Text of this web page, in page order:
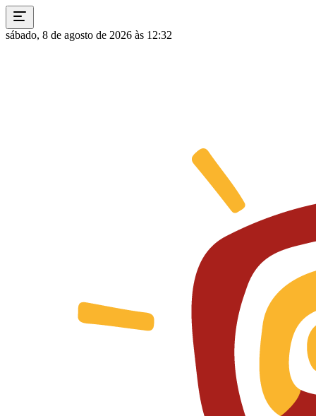
sábado, 8 de agosto de 2026 às 12:32